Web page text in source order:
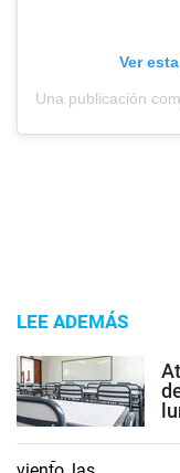
Ver
LEE ADEMÁS